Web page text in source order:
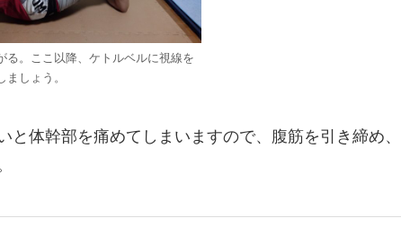
る。ここ以降、ケトルベルに視線を
しょう。
体幹部を痛めてしまいますので、腹筋を引き締め、